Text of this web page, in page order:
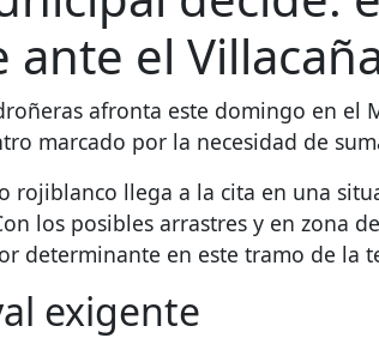
ante el
afronta este domingo en
marcado por la necesidad de
rojiblanco llega a la cita en una
los posibles arrastres y en zona
determinante en este tramo de la
exigente